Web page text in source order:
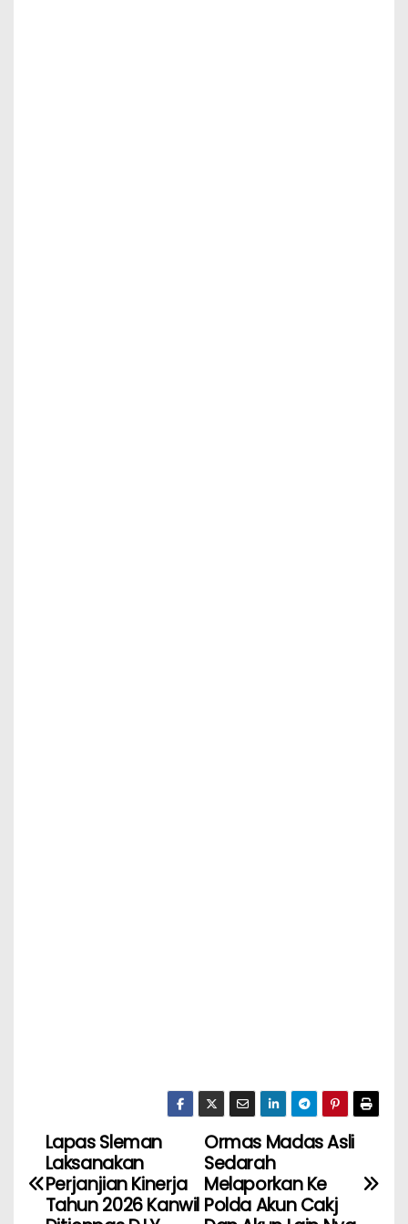
Ormas Madas Asli
Sedarah
Melaporkan Ke
Polda Akun Cakj
Lapas Sleman
Laksanakan
Perjanjian Kinerja
Tahun 2026 Kanwil